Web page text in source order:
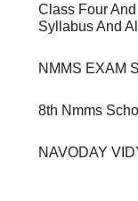
Class Four
Syllabus And
NMMS EXAM
8th Nmms
NAVODAY